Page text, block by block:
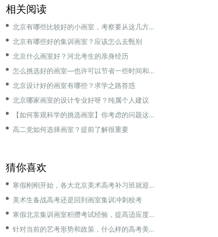
相关阅读
北京有哪些比较好的小画室，考察要从这几方面入手
北京有哪些好的集训画室？应该怎么去甄别
北京什么画室好？河北考生的亲身经历
怎么挑选好的画室—也许可以节省一些时间和金钱
北京设计好的画室有哪些？求学之路答惑
北京哪家画室的设计专业好呀？纯属个人建议
【如何客观科学的挑选画室】你考虑的问题这里都有
高二党如何选择画室？提前了解很重要
猜你喜欢
寒假刚刚开始，各大北京美术高考补习班就迎来了一波集训小高峰
美术生备战高考还是回到画室集训冲刺校考
寒假北京集训画室积攒考试经验，提高适应度和考场应变能力
针对当前的艺考形势和政策，什么样的高考美术集训班更加适合美术生们？